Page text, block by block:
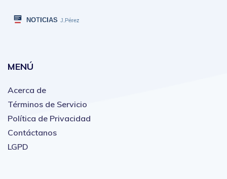
MENÚ
Acerca de
Términos de Servicio
Política de Privacidad
Contáctanos
LGPD